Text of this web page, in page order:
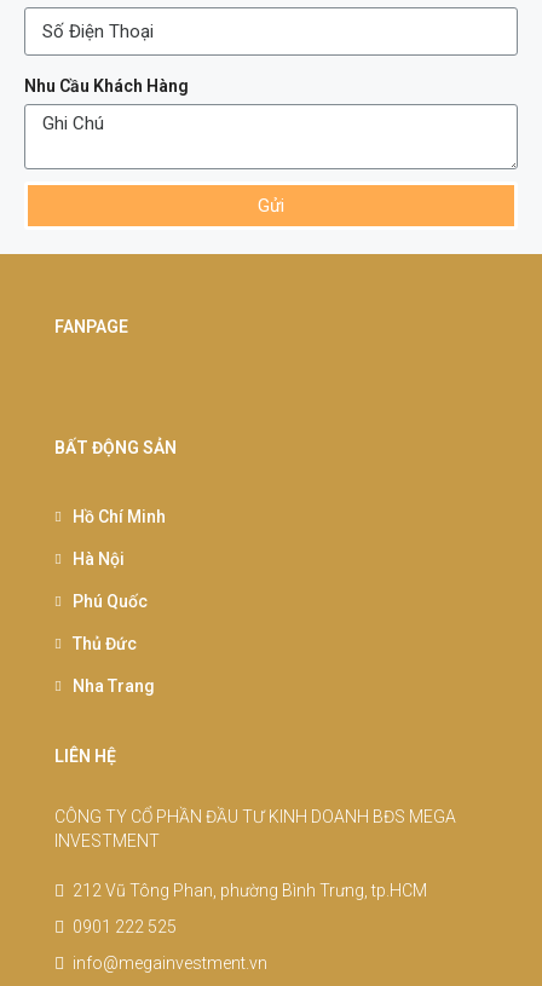
Nhu Cầu Khách Hàng
Gửi
FANPAGE
BẤT ĐỘNG SẢN
Hồ Chí Minh
Hà Nội
Phú Quốc
Thủ Đức
Nha Trang
LIÊN HỆ
CÔNG TY CỔ PHẦN ĐẦU TƯ KINH DOANH BĐS MEGA
INVESTMENT
212 Vũ Tông Phan, phường Bình Trưng, tp.HCM
0901 222 525
info@megainvestment.vn